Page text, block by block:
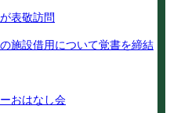
表敬訪問
施設借用について覚書を締結
おはなし会